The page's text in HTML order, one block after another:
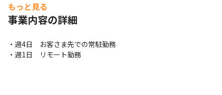
もっと見る
事業内容の詳細
・週4日　お客さま先での常駐勤務
・週1日　リモート勤務